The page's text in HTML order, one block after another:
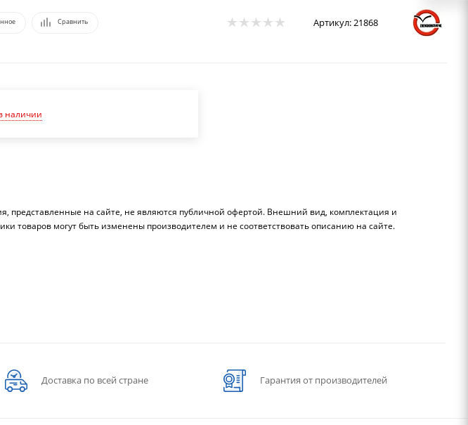
Сравнить Артикул:21868
наличии
представленные на сайте, не являются публичной офертой. Внешний вид, комплектация и
товаров могут быть изменены производителем и не соответствовать описанию на сайте.
Доставка по всей стране Гарантия от производителей